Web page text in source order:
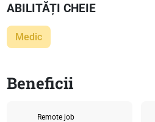
ABILITĂȚI CHEIE
Medic
Beneficii
Remote job